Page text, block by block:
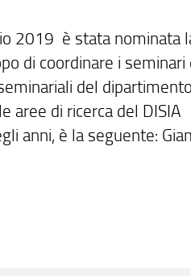
2019 è stata nominata
di coordinare i
del
aree di ricerca del DISIA
anni, è la seguente: